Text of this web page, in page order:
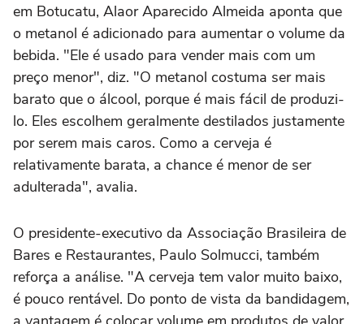
em Botucatu, Alaor Aparecido Almeida aponta que
o metanol é adicionado para aumentar o volume da
bebida. "Ele é usado para vender mais com um
preço menor", diz. "O metanol costuma ser mais
barato que o álcool, porque é mais fácil de produzi-
lo. Eles escolhem geralmente destilados justamente
por serem mais caros. Como a cerveja é
relativamente barata, a chance é menor de ser
adulterada", avalia.
O presidente-executivo da Associação Brasileira de
Bares e Restaurantes, Paulo Solmucci, também
reforça a análise. "A cerveja tem valor muito baixo,
é pouco rentável. Do ponto de vista da bandidagem,